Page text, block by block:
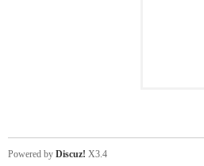
Powered by Discuz! X3.4